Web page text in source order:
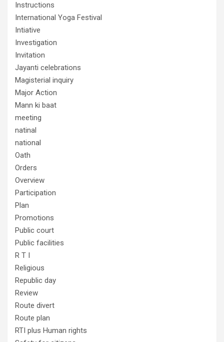
Instructions
International Yoga Festival
Intiative
Investigation
Invitation
Jayanti celebrations
Magisterial inquiry
Major Action
Mann ki baat
meeting
natinal
national
Oath
Orders
Overview
Participation
Plan
Promotions
Public court
Public facilities
R T I
Religious
Republic day
Review
Route divert
Route plan
RTI plus Human rights